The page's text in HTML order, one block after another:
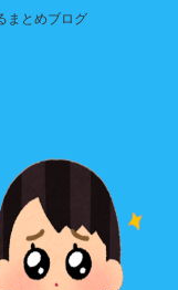
まとめブログ